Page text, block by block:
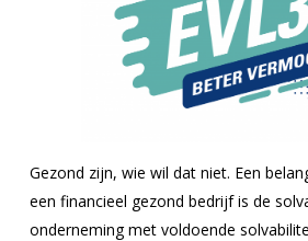
Gezond zijn, wie wil dat niet. Een
een financieel gezond bedrijf is de
onderneming met voldoende